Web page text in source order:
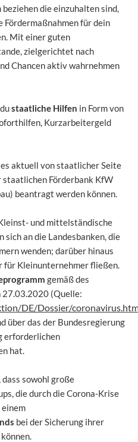
die einzuhalten sind,
Fördermaßnahmen für dein
Mit einer guten
zielgerichtet nach
Chancen aktiv wahrnehmen
dustaatliche Hilfen in Form von
Kurzarbeitergeld
aktuell von staatlicher Seite
staatlichen Förderbank KfW
beantragt werden können.
und mittelständische
sich an die Landesbanken, die
wenden; darüber hinaus
Kleinunternehmer fließen.
gemäß des
27.03.2020 (Quelle:
DE/Dossier/
über das der Bundesregierung
erforderlichen
hat.
sowohl große
die durch die Corona-Krise
bei der Sicherung ihrer